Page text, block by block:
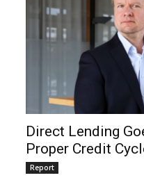
Direct Lending
Proper Credit
Report